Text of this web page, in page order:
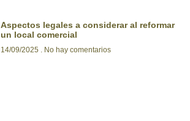
Aspectos legales a considerar al reformar
un local comercial
14/09/2025 No hay comentarios